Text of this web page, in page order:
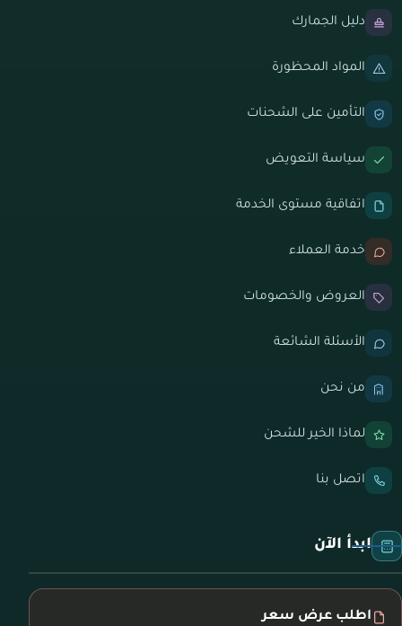
دليل الجمارك
المواد المحظورة
التأمين على الشحنات
سياسة التعويض
اتفاقية مستوى الخدمة
خدمة العملاء
العروض والخصومات
الأسئلة الشائعة
من نحن
لماذا الخير للشحن
اتصل بنا
ابدأ الآن
اطلب عرض سعر